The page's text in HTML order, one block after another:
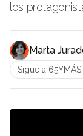
los
Marta
Sigue a